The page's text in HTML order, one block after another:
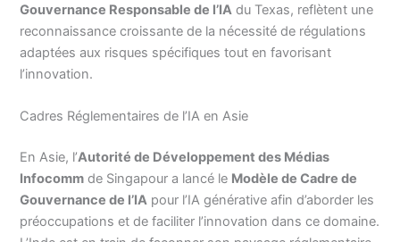
Gouvernance Responsable de l’IA du Texas, reflètent une
reconnaissance croissante de la nécessité de régulations
adaptées aux risques spécifiques tout en favorisant
l’innovation.
Cadres Réglementaires de l’IA en Asie
En Asie, l’Autorité de Développement des Médias
Infocomm de Singapour a lancé le Modèle de Cadre de
Gouvernance de l’IA pour l’IA générative afin d’aborder les
préoccupations et de faciliter l’innovation dans ce domaine.